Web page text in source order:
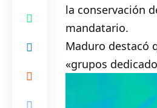
la conservación
mandatario.
Maduro destacó
«grupos